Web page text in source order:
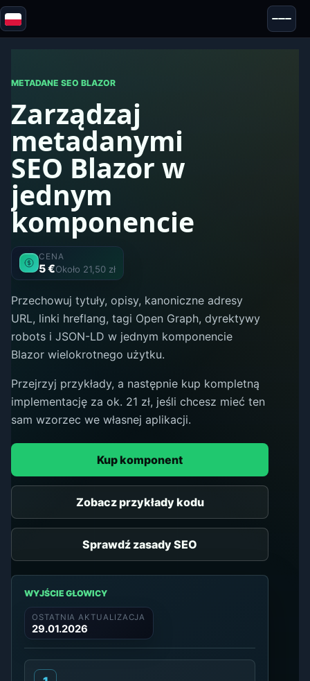
Blazor
Narzędzia
Testy i recenzje
METADANE SEO BLAZOR
Zarządzaj
metadanymi
SEO Blazor w
jednym
komponencie
CENA
5 €Około 21,50 zł
Przechowuj tytuły, opisy, kanoniczne adresy
URL, linki hreflang, tagi Open Graph, dyrektywy
robots i JSON-LD w jednym komponencie
Blazor wielokrotnego użytku.
Przejrzyj przykłady, a następnie kup kompletną
implementację za ok. 21 zł, jeśli chcesz mieć ten
sam wzorzec we własnej aplikacji.
Kup komponent
Zobacz przykłady kodu
Sprawdź zasady SEO
WYJŚCIE GŁOWICY
OSTATNIA AKTUALIZACJA
29.01.2026